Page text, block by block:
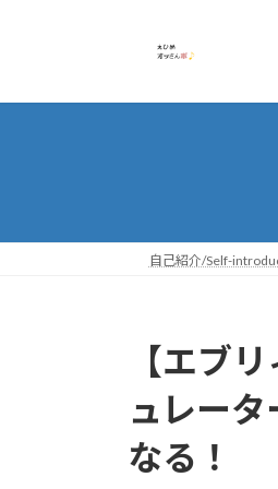
プ
動
自己紹介/Self-
【エブ
ュレー
なる！